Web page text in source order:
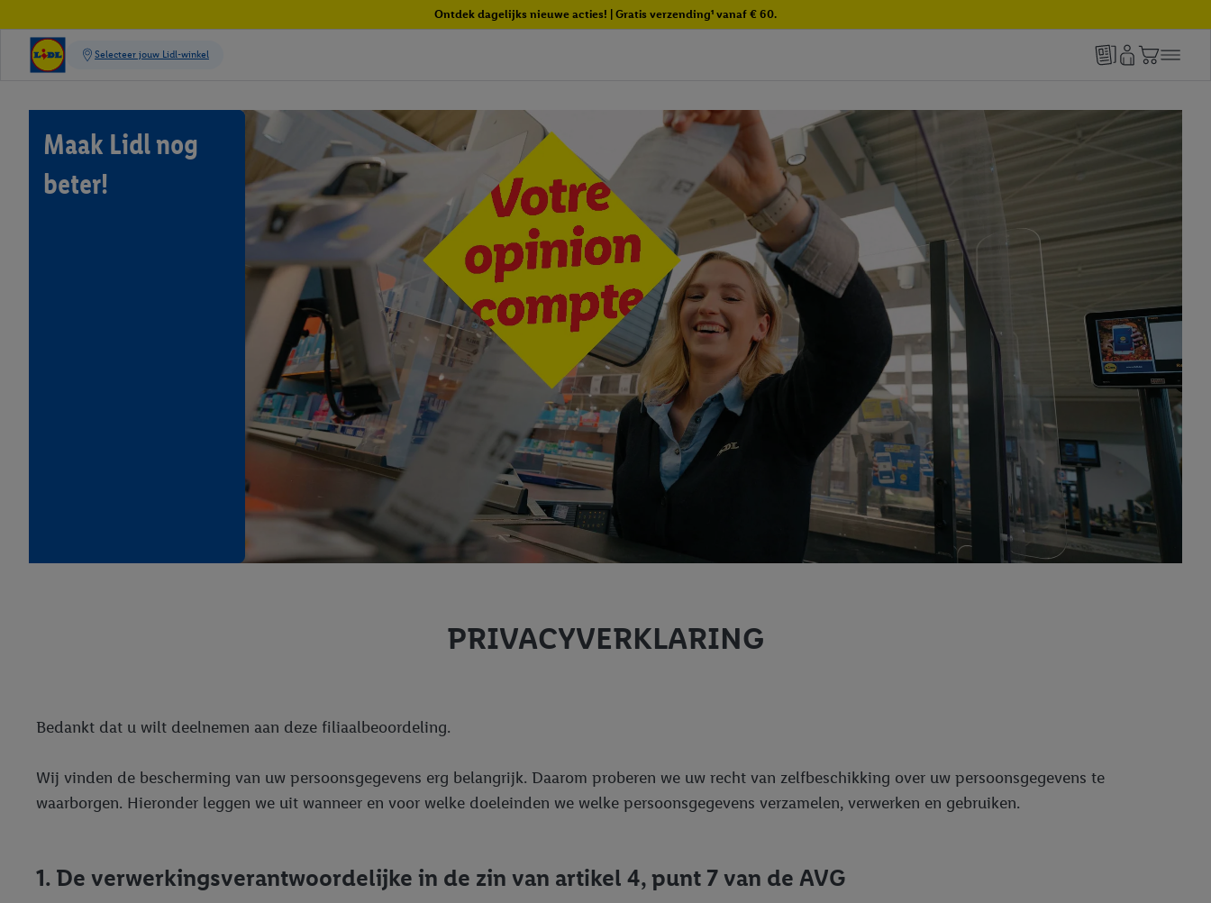
Ontdek dagelijks nieuwe acties! | Gratis verzending¹ vanaf € 60.
Maak Lidl nog
beter!
PRIVACYVERKLARING
Bedankt dat u wilt deelnemen aan deze filiaalbeoordeling.
Wij vinden de bescherming van uw persoonsgegevens erg belangrijk. Daarom proberen we uw recht van zelfbeschikking over uw persoonsgegevens te
waarborgen. Hieronder leggen we uit wanneer en voor welke doeleinden we welke persoonsgegevens verzamelen, verwerken en gebruiken.
1. De verwerkingsverantwoordelijke in de zin van artikel 4, punt 7 van de AVG